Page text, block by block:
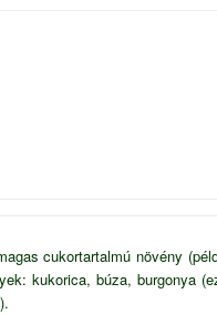
cukortartalmú növény
kukorica, búza, burgonya